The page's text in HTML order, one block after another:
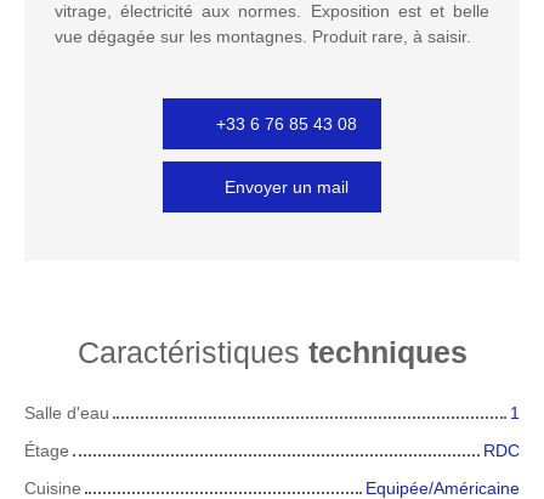
vitrage, électricité aux normes. Exposition est et belle
vue dégagée sur les montagnes. Produit rare, à saisir.
+33 6 76 85 43 08
Envoyer un mail
Caractéristiques techniques
Salle d'eau
1
Étage
RDC
Cuisine
Equipée/Américaine